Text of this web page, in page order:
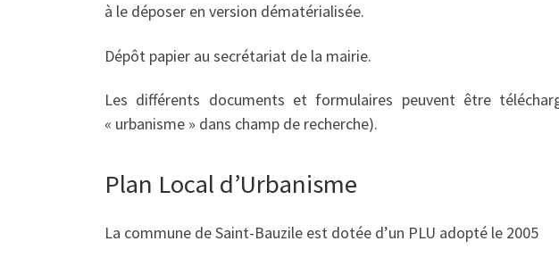
à le déposer en version dématérialisée.
Dépôt papier au secrétariat de la mairie.
Les différents documents et formulaires peuvent être
« urbanisme » dans champ de recherche).
Plan Local d’Urbanisme
La commune de Saint-Bauzile est dotée d’un PLU adopté le 2005